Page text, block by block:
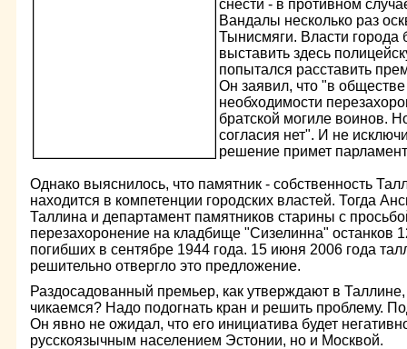
снести - в противном
Вандалы несколько раз
Тынисмяги. Власти
выставить здесь
попытался расставить
Он заявил, что "в
необходимости
братской могиле воинов.
согласия нет". И не
решение примет
Однако выяснилось, что памятник - собственность
находится в компетенции городских властей. Тогда
Таллина и департамент памятников старины с
перезахоронение на кладбище "Сизелинна" останков
погибших в сентябре 1944 года. 15 июня 2006 года
решительно отвергло это предложение.
Раздосадованный премьер, как утверждают в
чикаемся? Надо подогнать кран и решить проблему.
Он явно не ожидал, что его инициатива будет
русскоязычным населением Эстонии, но и Москвой.